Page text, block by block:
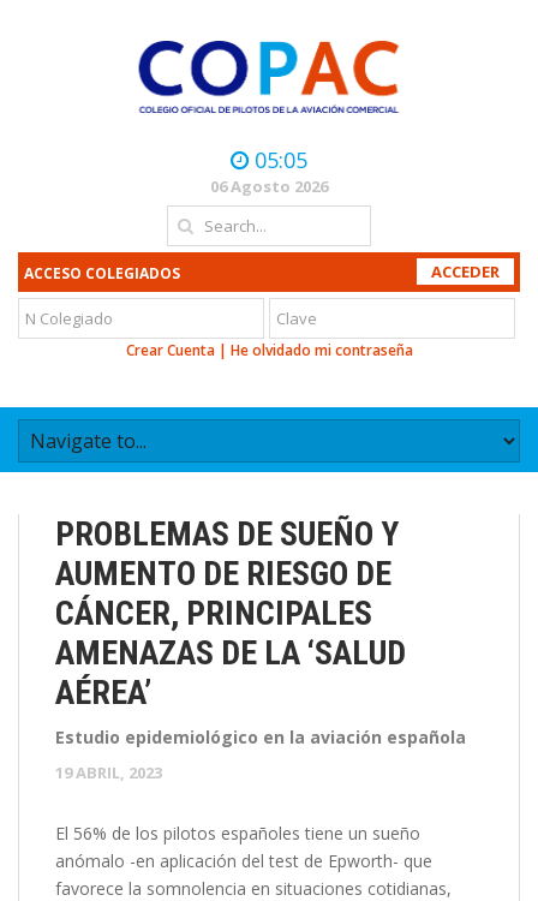
05:05
06 Agosto 2026
ACCESO COLEGIADOS
Crear Cuenta| He olvidado mi contraseña
PROBLEMAS DE SUEÑO Y
AUMENTO DE RIESGO DE
CÁNCER, PRINCIPALES
AMENAZAS DE LA ‘SALUD
AÉREA’
Estudio epidemiológico en la aviación española
19 ABRIL, 2023
El 56% de los pilotos españoles tiene un sueño
anómalo -en aplicación del test de Epworth- que
favorece la somnolencia en situaciones cotidianas,